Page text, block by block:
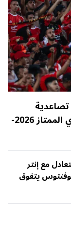
تصاعدية
لمكافحة الهتافات المسيئة في الدوري الممتاز 2026-
مع إنتر
يتفوق